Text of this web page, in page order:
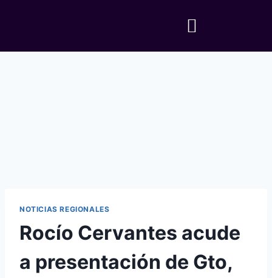
NOTICIAS REGIONALES
Rocío Cervantes acude
a presentación de Gto,